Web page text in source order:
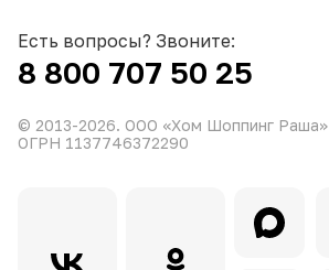
Есть вопросы? Звоните:
8 800 707 50 25
© 2013-2026. ООО «Хом Шоппинг Раша»
ОГРН 1137746372290